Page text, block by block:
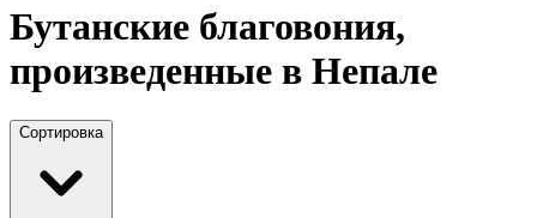
Бутанские благовония,
произведенные в Непале
Сортировка